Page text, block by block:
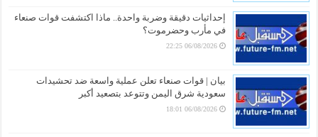
إحداثيات دقيقة وضربة واحدة.. ماذا اكتشفت قوات صنعاء
في مأرب وحضرموت؟
06/08/2026 22:25
بيان | قوات صنعاء تعلن عملية واسعة ضد تحشيدات
سعودية شرق اليمن وتتوعد بتصعيد أكبر
06/08/2026 18:01